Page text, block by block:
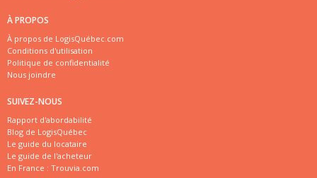
À PROPOS
À propos de LogisQuébec.com
Conditions d'utilisation
Politique de confidentialité
Nous joindre
SUIVEZ-NOUS
Rapport d'abordabilité
Blog de LogisQuébec
Le guide du locataire
Le guide de l'acheteur
En France : Trouvia.com